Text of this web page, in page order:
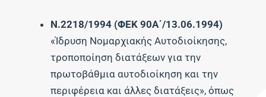
Ν.2218/1994 (ΦΕΚ 90Α΄/13.06.1994)
«Ίδρυση Νομαρχιακής Αυτοδιοίκησης,
τροποποίηση διατάξεων για την
πρωτοβάθμια αυτοδιοίκηση και την
περιφέρεια και άλλες διατάξεις», όπως